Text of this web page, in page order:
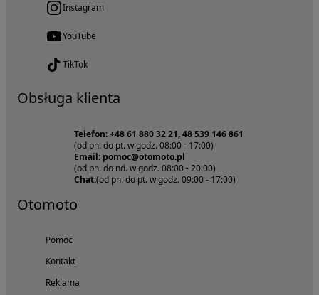
Instagram
YouTube
TikTok
Obsługa klienta
Telefon: +48 61 880 32 21, 48 539 146 861
(od pn. do pt. w godz. 08:00 - 17:00)
Email: pomoc@otomoto.pl
(od pn. do nd. w godz. 08:00 - 20:00)
Chat:(od pn. do pt. w godz. 09:00 - 17:00)
Otomoto
Pomoc
Kontakt
Reklama